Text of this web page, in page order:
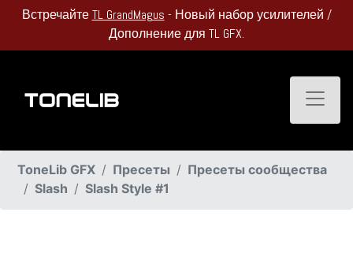
ВстречайтеTL GrandMagus - Новый набор усилителей /
Дополнение для TL GFX.
ToneLib GFX Пресеты
Пресеты сообщества
Slash
Slash Style #1